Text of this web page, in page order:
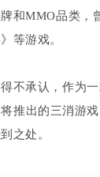
和MMO品类，
等游戏。
不承认，作为
将推出的三消游
之处。